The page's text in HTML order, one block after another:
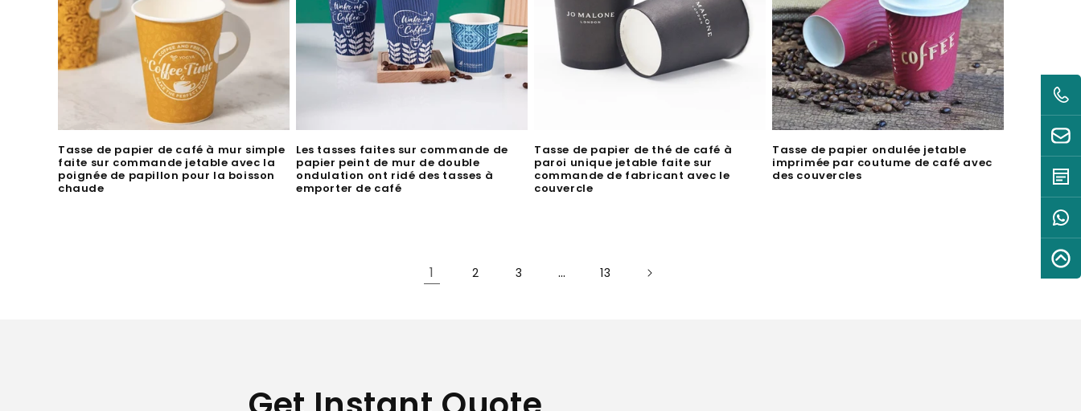
Tasse de papier de café à mur simple
faite sur commande jetable avec la
poignée de papillon pour la boisson
chaude
Les tasses faites sur commande de
papier peint de mur de double
ondulation ont ridé des tasses à
emporter de café
Tasse de papier de thé de café à
paroi unique jetable faite sur
commande de fabricant avec le
couvercle
Tasse de papier ondulée jetable
imprimée par coutume de café avec
des couvercles
1 2 3 … 13